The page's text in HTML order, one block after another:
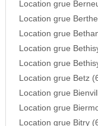
Location grue
Location grue
Location grue
Location grue
Location grue
Location grue Betz
Location grue
Location grue
Location grue Bitry